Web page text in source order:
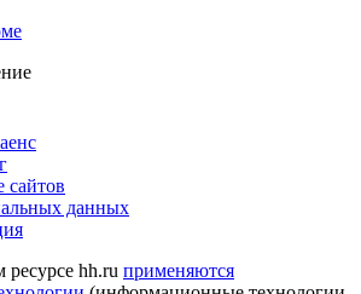
сайтов
данных
hh.ru применяются